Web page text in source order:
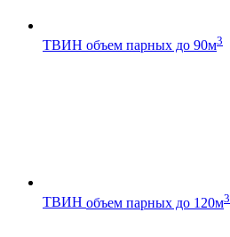
ТВИН объем парных до 90м3
ТВИН объем парных до 120м3